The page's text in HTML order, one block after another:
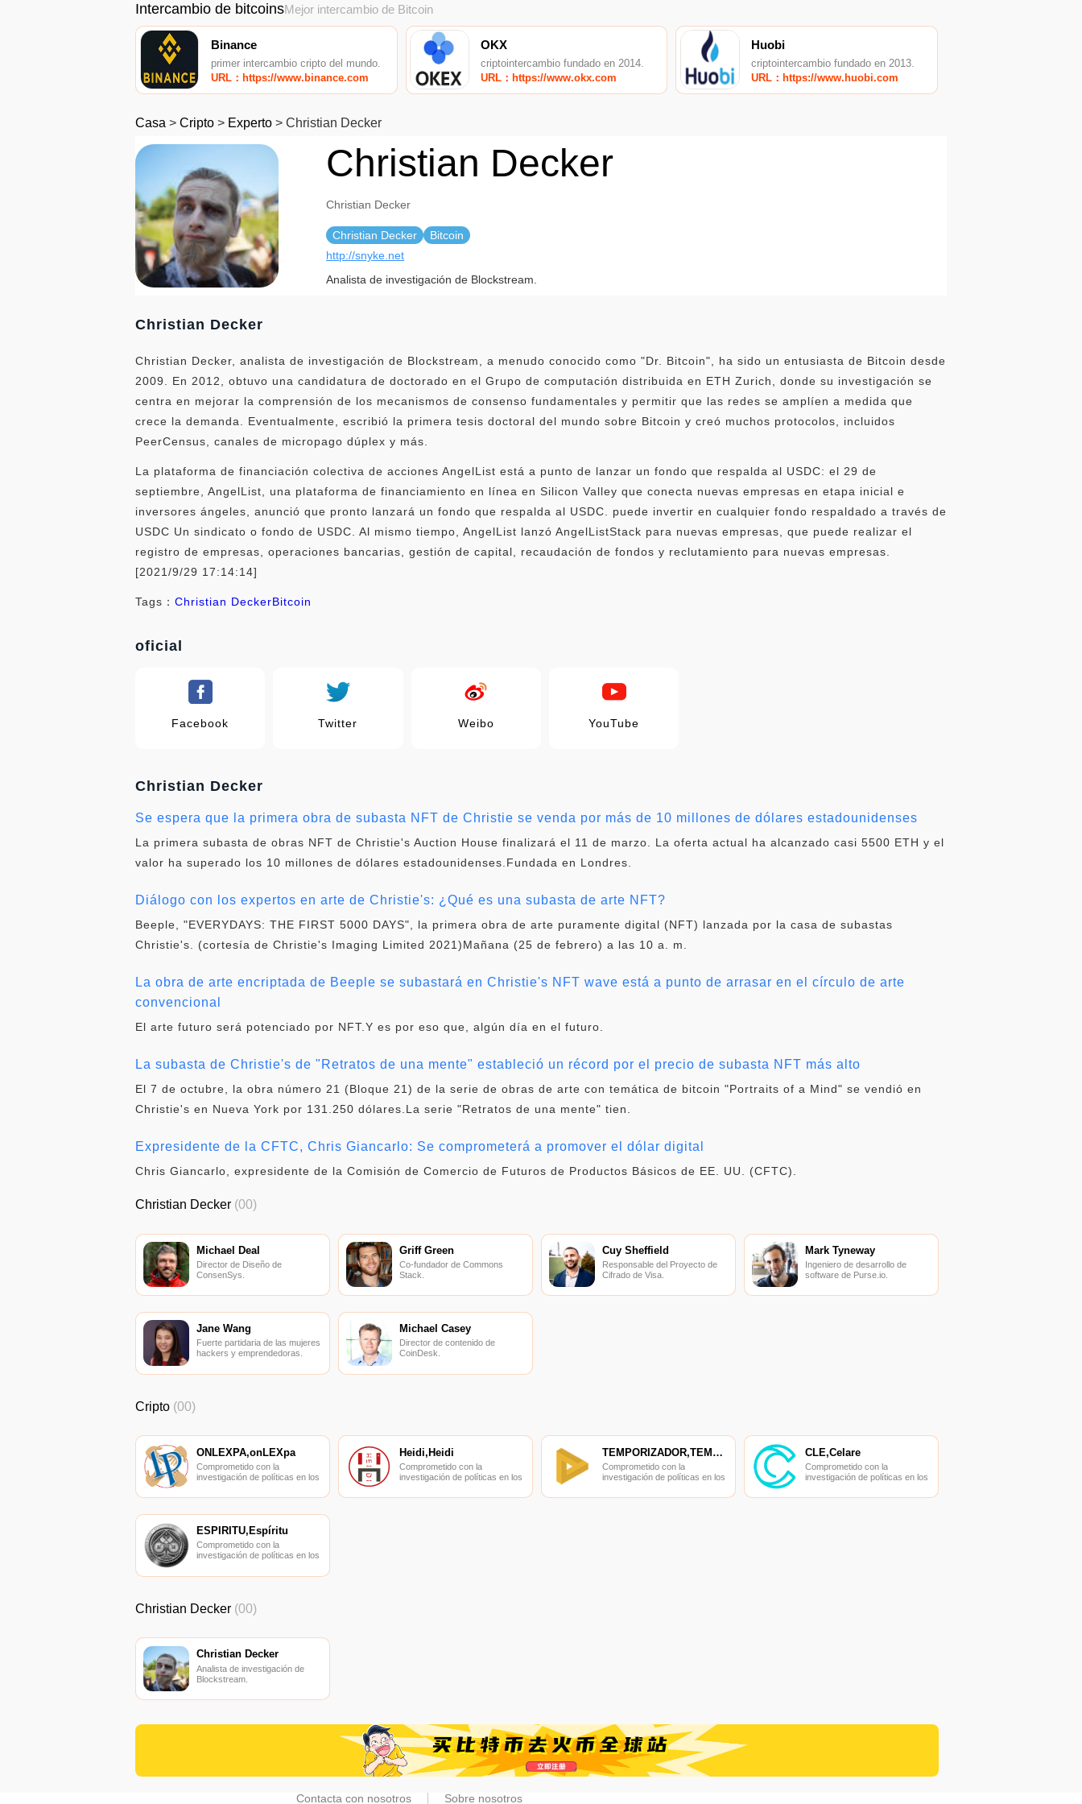
Intercambio de bitcoinsMejor intercambio de Bitcoin
Binance
primer intercambio cripto del mundo.
URL：https://www.binance.com
OKX
criptointercambio fundado en 2014.
URL：https://www.okx.com
Huobi
criptointercambio fundado en 2013.
URL：https://www.huobi.com
Casa > Cripto > Experto > Christian Decker
Christian Decker
Christian Decker
Christian Decker
Bitcoin
http://snyke.net
Analista de investigación de Blockstream.
Christian Decker
Christian Decker, analista de investigación de Blockstream, a menudo conocido como "Dr. Bitcoin", ha sido un entusiasta de Bitcoin desde
2009. En 2012, obtuvo una candidatura de doctorado en el Grupo de computación distribuida en ETH Zurich, donde su investigación se
centra en mejorar la comprensión de los mecanismos de consenso fundamentales y permitir que las redes se amplíen a medida que
crece la demanda. Eventualmente, escribió la primera tesis doctoral del mundo sobre Bitcoin y creó muchos protocolos, incluidos
PeerCensus, canales de micropago dúplex y más.
La plataforma de financiación colectiva de acciones AngelList está a punto de lanzar un fondo que respalda al USDC: el 29 de
septiembre, AngelList, una plataforma de financiamiento en línea en Silicon Valley que conecta nuevas empresas en etapa inicial e
inversores ángeles, anunció que pronto lanzará un fondo que respalda al USDC. puede invertir en cualquier fondo respaldado a través de
USDC Un sindicato o fondo de USDC. Al mismo tiempo, AngelList lanzó AngelListStack para nuevas empresas, que puede realizar el
registro de empresas, operaciones bancarias, gestión de capital, recaudación de fondos y reclutamiento para nuevas empresas.
[2021/9/29 17:14:14]
Tags： Christian DeckerBitcoin
oficial
Facebook Twitter Weibo YouTube
Christian Decker
Se espera que la primera obra de subasta NFT de Christie se venda por más de 10 millones de dólares estadounidenses
La primera subasta de obras NFT de Christie's Auction House finalizará el 11 de marzo. La oferta actual ha alcanzado casi 5500 ETH y el
valor ha superado los 10 millones de dólares estadounidenses.Fundada en Londres.
Diálogo con los expertos en arte de Christie's: ¿Qué es una subasta de arte NFT?
Beeple, "EVERYDAYS: THE FIRST 5000 DAYS", la primera obra de arte puramente digital (NFT) lanzada por la casa de subastas
Christie's. (cortesía de Christie's Imaging Limited 2021)Mañana (25 de febrero) a las 10 a. m.
La obra de arte encriptada de Beeple se subastará en Christie's NFT wave está a punto de arrasar en el círculo de arte
convencional
El arte futuro será potenciado por NFT.Y es por eso que, algún día en el futuro.
La subasta de Christie's de "Retratos de una mente" estableció un récord por el precio de subasta NFT más alto
El 7 de octubre, la obra número 21 (Bloque 21) de la serie de obras de arte con temática de bitcoin "Portraits of a Mind" se vendió en
Christie's en Nueva York por 131.250 dólares.La serie "Retratos de una mente" tien.
Expresidente de la CFTC, Chris Giancarlo: Se comprometerá a promover el dólar digital
Chris Giancarlo, expresidente de la Comisión de Comercio de Futuros de Productos Básicos de EE. UU. (CFTC).
Christian Decker (00)
Michael Deal
Director de Diseño de
ConsenSys.
Griff Green
Co-fundador de Commons
Stack.
Cuy Sheffield
Responsable del Proyecto de
Cifrado de Visa.
Mark Tyneway
Ingeniero de desarrollo de
software de Purse.io.
Jane Wang
Fuerte partidaria de las mujeres
hackers y emprendedoras.
Michael Casey
Director de contenido de
CoinDesk.
Cripto (00)
ONLEXPA,onLEXpa
Comprometido con la
investigación de políticas en los
finanzas, las finanzas
Heidi,Heidi
Comprometido con la
investigación de políticas en los
finanzas, las finanzas
TEMPORIZADOR,TEMPORIZADOR
Comprometido con la
investigación de políticas en los
finanzas, las finanzas
CLE,Celare
Comprometido con la
investigación de políticas en los
finanzas, las finanzas
ESPÍRITU,Espíritu
Comprometido con la
investigación de políticas en los
finanzas, las finanzas
Christian Decker (00)
Christian Decker
Analista de investigación de
Blockstream.
Contacta con nosotros Sobre nosotros